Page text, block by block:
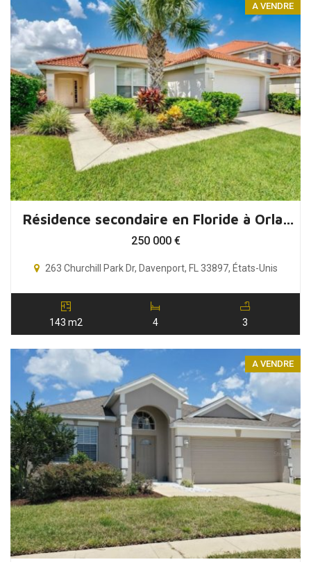
A VENDRE
Résidence secondaire en Floride à Orlando
250 000 €
263 Churchill Park Dr, Davenport, FL 33897, États-Unis
143 m2 4 3
A VENDRE